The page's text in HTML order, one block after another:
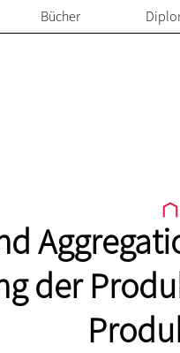
Bücher
der